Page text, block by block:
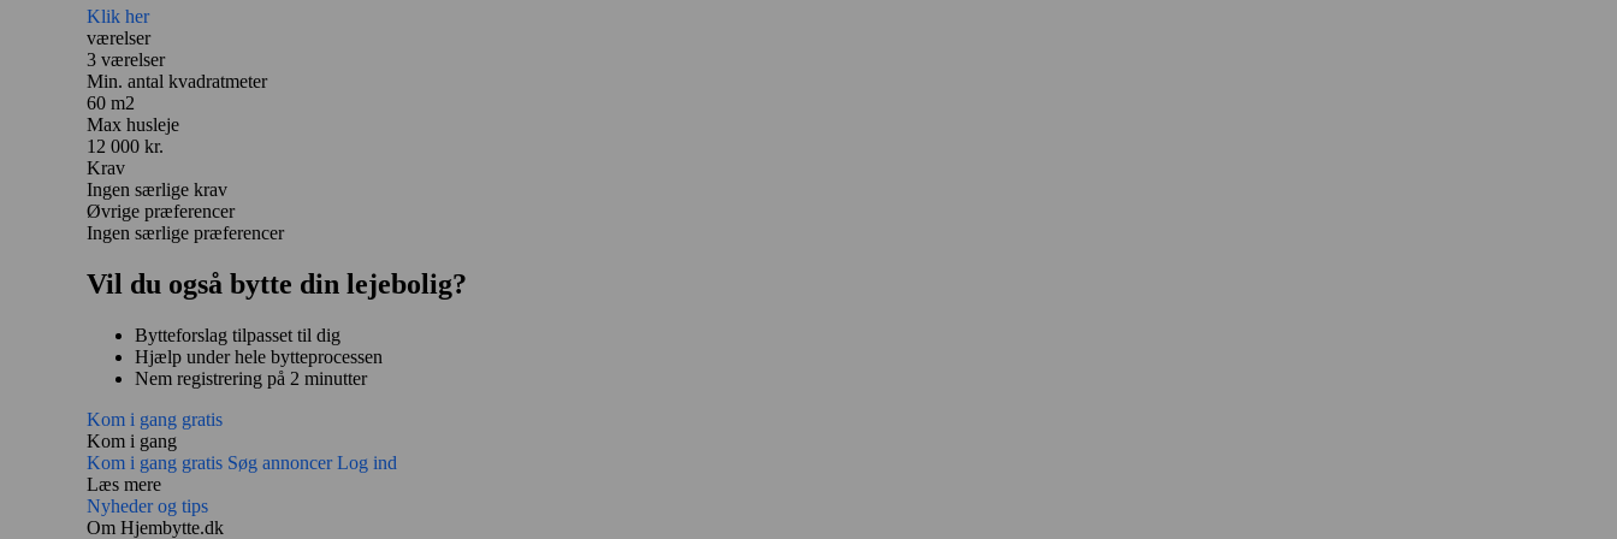
Klik her
værelser
3 værelser
Min. antal kvadratmeter
60 m2
Max husleje
12 000 kr.
Krav
Ingen særlige krav
Øvrige præferencer
Ingen særlige præferencer
Vil du også bytte din lejebolig?
Bytteforslag tilpasset til dig
Hjælp under hele bytteprocessen
Nem registrering på 2 minutter
Kom i gang gratis
Kom i gang
Kom i gang gratis Søg annoncerLog ind
Læs mere
Nyheder og tips
Om Hjembytte.dk